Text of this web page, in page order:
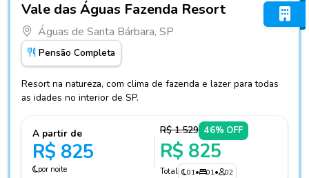
Vale das Águas Fazenda Resort
Águas de Santa Bárbara, SP
Pensão Completa
Resort na natureza, com clima de fazenda e lazer para todas
as idades no interior de SP.
A partir de
R$ 825
por noite
R$ 1.529 46% OFF
R$ 825
Total 01• 01• 02